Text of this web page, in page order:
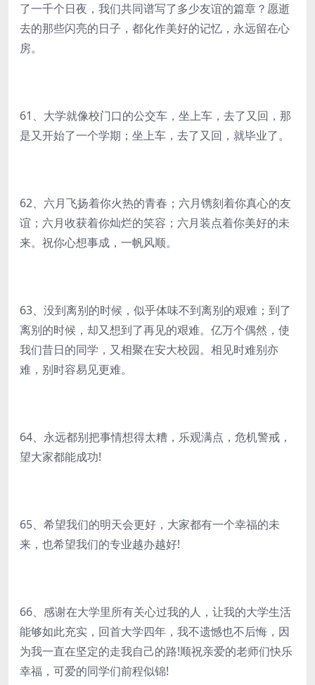
了一千个日夜，我们共同谱写了多少友谊的篇章？愿逝
去的那些闪亮的日子，都化作美好的记忆，永远留在心
房。
61、大学就像校门口的公交车，坐上车，去了又回，那
是又开始了一个学期；坐上车，去了又回，就毕业了。
62、六月飞扬着你火热的青春；六月镌刻着你真心的友
谊；六月收获着你灿烂的笑容；六月装点着你美好的未
来。祝你心想事成，一帆风顺。
63、没到离别的时候，似乎体味不到离别的艰难；到了
离别的时候，却又想到了再见的艰难。亿万个偶然，使
我们昔日的同学，又相聚在安大校园。相见时难别亦
难，别时容易见更难。
64、永远都别把事情想得太糟，乐观满点，危机警戒，
望大家都能成功!
65、希望我们的明天会更好，大家都有一个幸福的未
来，也希望我们的专业越办越好!
66、感谢在大学里所有关心过我的人，让我的大学生活
能够如此充实，回首大学四年，我不遗憾也不后悔，因
为我一直在坚定的走我自己的路!顺祝亲爱的老师们快乐
幸福，可爱的同学们前程似锦!